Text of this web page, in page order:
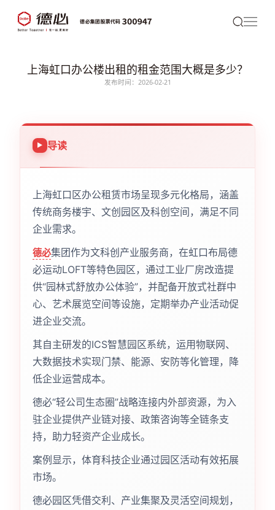
上海虹口办公楼出租的租金范围大概是多少？
发布时间：2026-02-21
导读
上海虹口区办公租赁市场呈现多元化格局，涵盖
传统商务楼宇、文创园区及科创空间，满足不同
企业需求。
德必集团作为文科创产业服务商，在虹口布局德
必运动LOFT等特色园区，通过工业厂房改造提
供“园林式舒放办公体验”，并配备开放式社群中
心、艺术展览空间等设施，定期举办产业活动促
进企业交流。
其自主研发的ICS智慧园区系统，运用物联网、
大数据技术实现门禁、能源、安防等化管理，降
低企业运营成本。
德必“轻公司生态圈”战略连接内外部资源，为入
驻企业提供产业链对接、政策咨询等全链条支
持，助力轻资产企业成长。
案例显示，体育科技企业通过园区活动有效拓展
市场。
德必园区凭借交利、产业集聚及灵活空间规划，